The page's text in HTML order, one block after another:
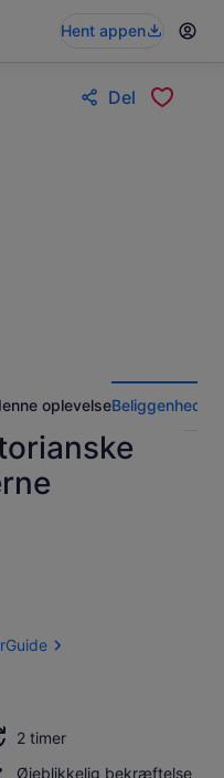
Hent appen
Del
oplevelseBeliggenhed
2 timer
Øjeblikkelig bekræftelse